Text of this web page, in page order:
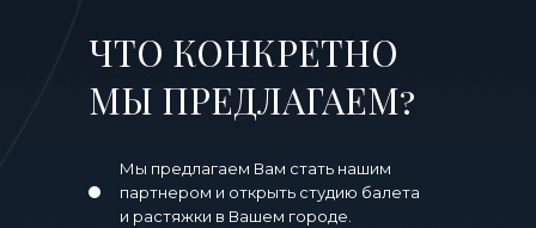
ЧТО КОНКРЕТНО
МЫ ПРЕДЛАГАЕМ?
Мы предлагаем Вам стать нашим
партнером и открыть студию балета
и растяжки в Вашем городе.